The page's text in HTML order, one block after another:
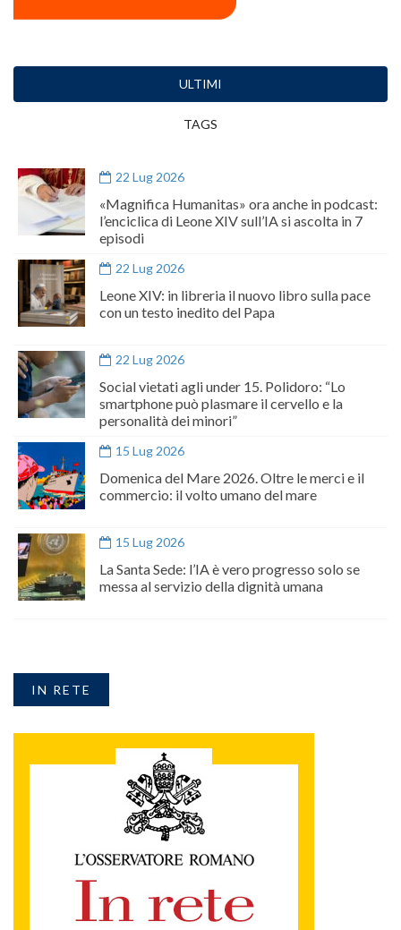
ULTIMI
TAGS
22 Lug 2026
«Magnifica Humanitas» ora anche in podcast:
l’enciclica di Leone XIV sull’IA si ascolta in 7
episodi
22 Lug 2026
Leone XIV: in libreria il nuovo libro sulla pace
con un testo inedito del Papa
22 Lug 2026
Social vietati agli under 15. Polidoro: “Lo
smartphone può plasmare il cervello e la
personalità dei minori”
15 Lug 2026
Domenica del Mare 2026. Oltre le merci e il
commercio: il volto umano del mare
15 Lug 2026
La Santa Sede: l’IA è vero progresso solo se
messa al servizio della dignità umana
IN RETE